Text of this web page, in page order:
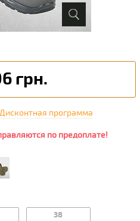
грн.
Дисконтная программа
по предоплате!
38